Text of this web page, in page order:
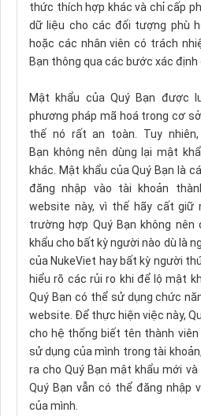
thức thích hợp khác và chỉ cấp
dữ liệu cho các đối tượng phù
hoặc các nhân viên có trách
Bạn thông qua các bước xác định
Mật khẩu của Quý Bạn được
phương pháp mã hoá trong cơ
thế nó rất an toàn. Tuy
Bạn không nên dùng lại mật
khác. Mật khẩu của Quý Bạn là
đăng nhập vào tài khoản
website này, vì thế hãy cất giữ
trường hợp Quý Bạn không
khẩu cho bất kỳ người nào dù là
của NukeViet hay bất kỳ người
hiểu rõ các rủi ro khi để lộ mật
Quý Bạn có thể sử dụng chức
website. Để thực hiện việc này,
cho hệ thống biết tên thành viên
sử dụng của mình trong tài
ra cho Quý Bạn mật khẩu mới
Quý Bạn vẫn có thể đăng nhập
của mình.